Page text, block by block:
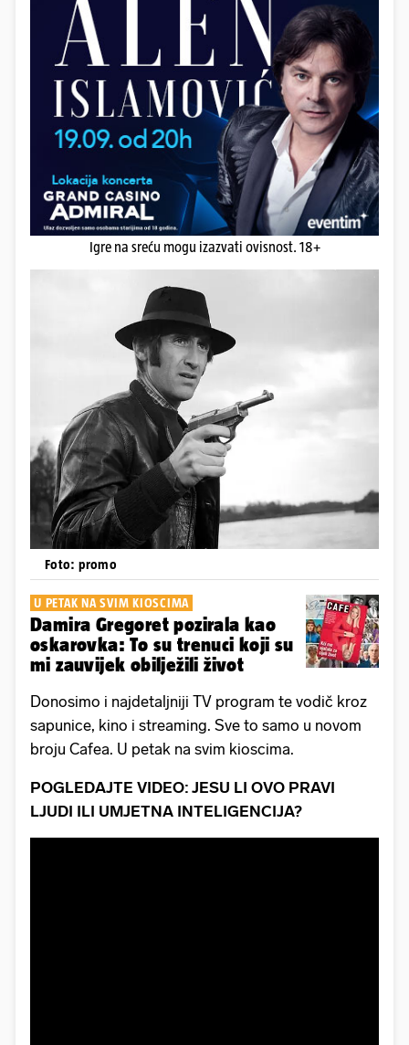
Igre na sreću mogu izazvati ovisnost. 18+
Foto: promo
U PETAK NA SVIM KIOSCIMA
Damira Gregoret pozirala kao
oskarovka: To su trenuci koji su
mi zauvijek obilježili život
Donosimo i najdetaljniji TV program te vodič kroz
sapunice, kino i streaming. Sve to samo u novom
broju Cafea. U petak na svim kioscima.
POGLEDAJTE VIDEO: JESU LI OVO PRAVI
LJUDI ILI UMJETNA INTELIGENCIJA?